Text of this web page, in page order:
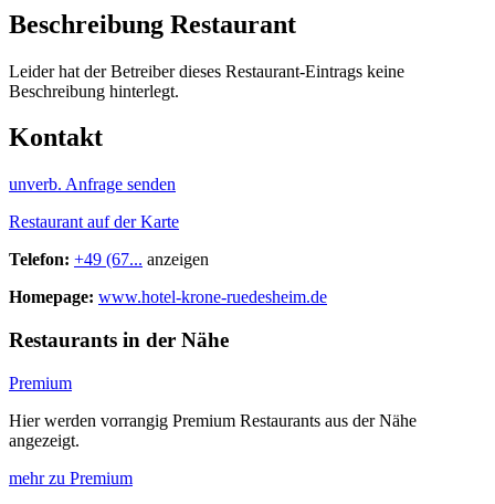
Beschreibung Restaurant
Leider hat der Betreiber dieses Restaurant-Eintrags keine
Beschreibung hinterlegt.
Kontakt
unverb. Anfrage senden
Restaurant auf der Karte
Telefon: +49 (67... anzeigen
Homepage: www.hotel-krone-ruedesheim.de
Restaurants in der Nähe
Premium
Hier werden vorrangig Premium Restaurants aus der Nähe
angezeigt.
mehr zu Premium